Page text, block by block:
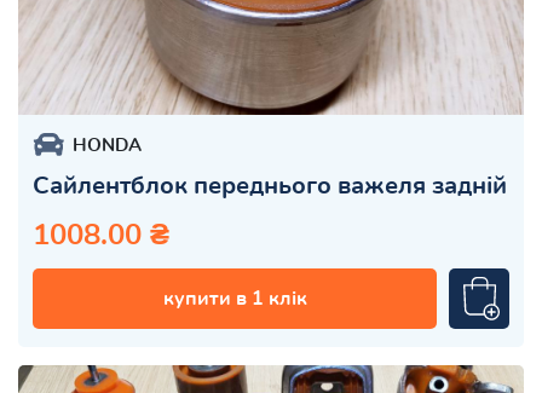
HONDA
Сайлентблок переднього важеля задній
1008.00 ₴
купити в 1 клік